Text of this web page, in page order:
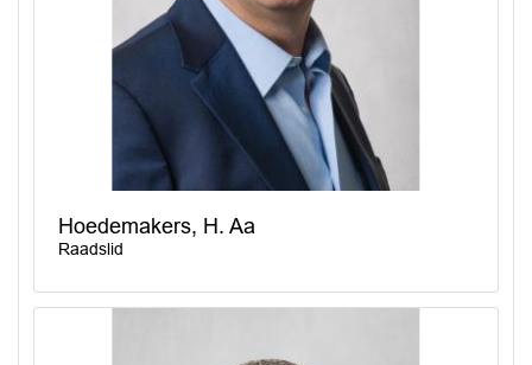
Hoedemakers, H. Aa
Raadslid